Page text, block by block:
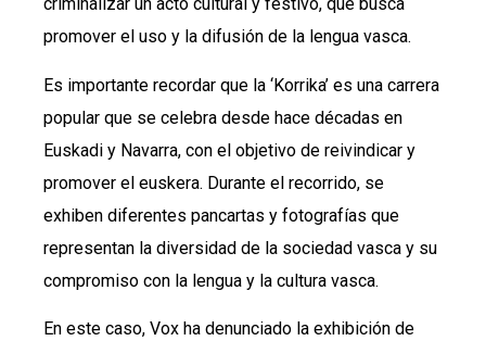
criminalizar un acto cultural y festivo, que busca
promover el uso y la difusión de la lengua vasca.
Es importante recordar que la ‘Korrika’ es una carrera
popular que se celebra desde hace décadas en
Euskadi y Navarra, con el objetivo de reivindicar y
promover el euskera. Durante el recorrido, se
exhiben diferentes pancartas y fotografías que
representan la diversidad de la sociedad vasca y su
compromiso con la lengua y la cultura vasca.
En este caso, Vox ha denunciado la exhibición de